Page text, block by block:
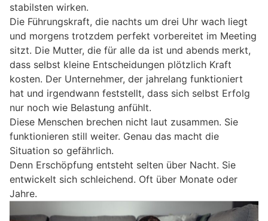
stabilsten wirken.
Die Führungskraft, die nachts um drei Uhr wach liegt
und morgens trotzdem perfekt vorbereitet im Meeting
sitzt. Die Mutter, die für alle da ist und abends merkt,
dass selbst kleine Entscheidungen plötzlich Kraft
kosten. Der Unternehmer, der jahrelang funktioniert
hat und irgendwann feststellt, dass sich selbst Erfolg
nur noch wie Belastung anfühlt.
Diese Menschen brechen nicht laut zusammen. Sie
funktionieren still weiter. Genau das macht die
Situation so gefährlich.
Denn Erschöpfung entsteht selten über Nacht. Sie
entwickelt sich schleichend. Oft über Monate oder
Jahre.